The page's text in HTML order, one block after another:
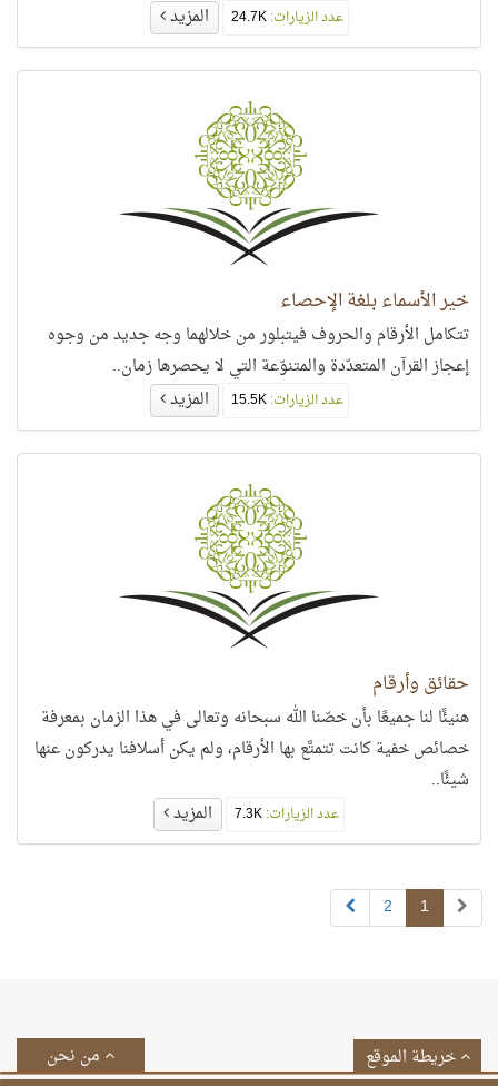
عدد الزيارات:24.7K المزيد
خير الأسماء بلغة الإحصاء
تتكامل الأرقام والحروف فيتبلور من خلالهما وجه جديد من وجوه
إعجاز القرآن المتعدّدة والمتنوّعة التي لا يحصرها زمان..
عدد الزيارات:15.5K المزيد
حقائق وأرقام
هنيئًا لنا جميعًا بأن خصّنا الله سبحانه وتعالى في هذا الزمان بمعرفة
خصائص خفية كانت تتمتَّع بها الأرقام، ولم يكن أسلافنا يدركون عنها
شيئًا..
عدد الزيارات: المزيد
1
2
من نحن خريطة الموقع